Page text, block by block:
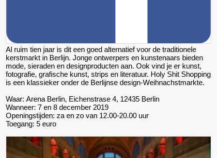
Al ruim tien jaar is dit een goed alternatief voor de traditionele
kerstmarkt in Berlijn. Jonge ontwerpers en kunstenaars bieden
mode, sieraden en designproducten aan. Ook vind je er kunst,
fotografie, grafische kunst, strips en literatuur. Holy Shit Shopping
is een klassieker onder de Berlijnse design-Weihnachstmarkte.
Waar: Arena Berlin, Eichenstrase 4, 12435 Berlin
Wanneer: 7 en 8 december 2019
Openingstijden: za en zo van 12.00-20.00 uur
Toegang: 5 euro